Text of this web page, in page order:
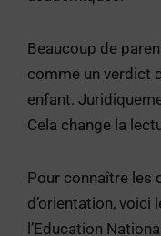
Beaucoup de
comme un verdict
enfant.
Cela change la
Pour connaître les
d’orientation, voici
l’Education